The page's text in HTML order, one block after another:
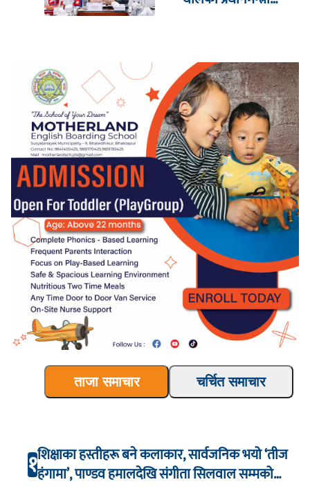
ताजा समाचार चर्चित समाचार
१शिक्षाका हस्तीहरू बने कलाकार, सार्वजनिक भयो ‘तीज
हंगामा’, पाण्डव हमालदेखि संगीता सिलवाल सम्मको